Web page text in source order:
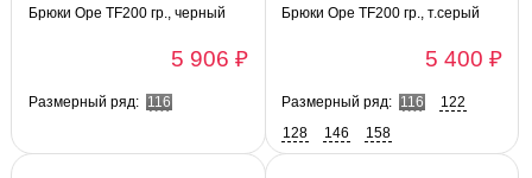
Брюки Оре TF200 гр., черный
5 906 ₽
Размерный ряд: 116
Брюки Оре TF200 гр., т.серый
5 400 ₽
Размерный ряд: 116
122
128
146 158